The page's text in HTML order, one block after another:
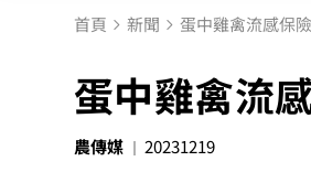
首頁 新聞 蛋中雞禽流感保
蛋中雞禽流
農傳媒 20231219